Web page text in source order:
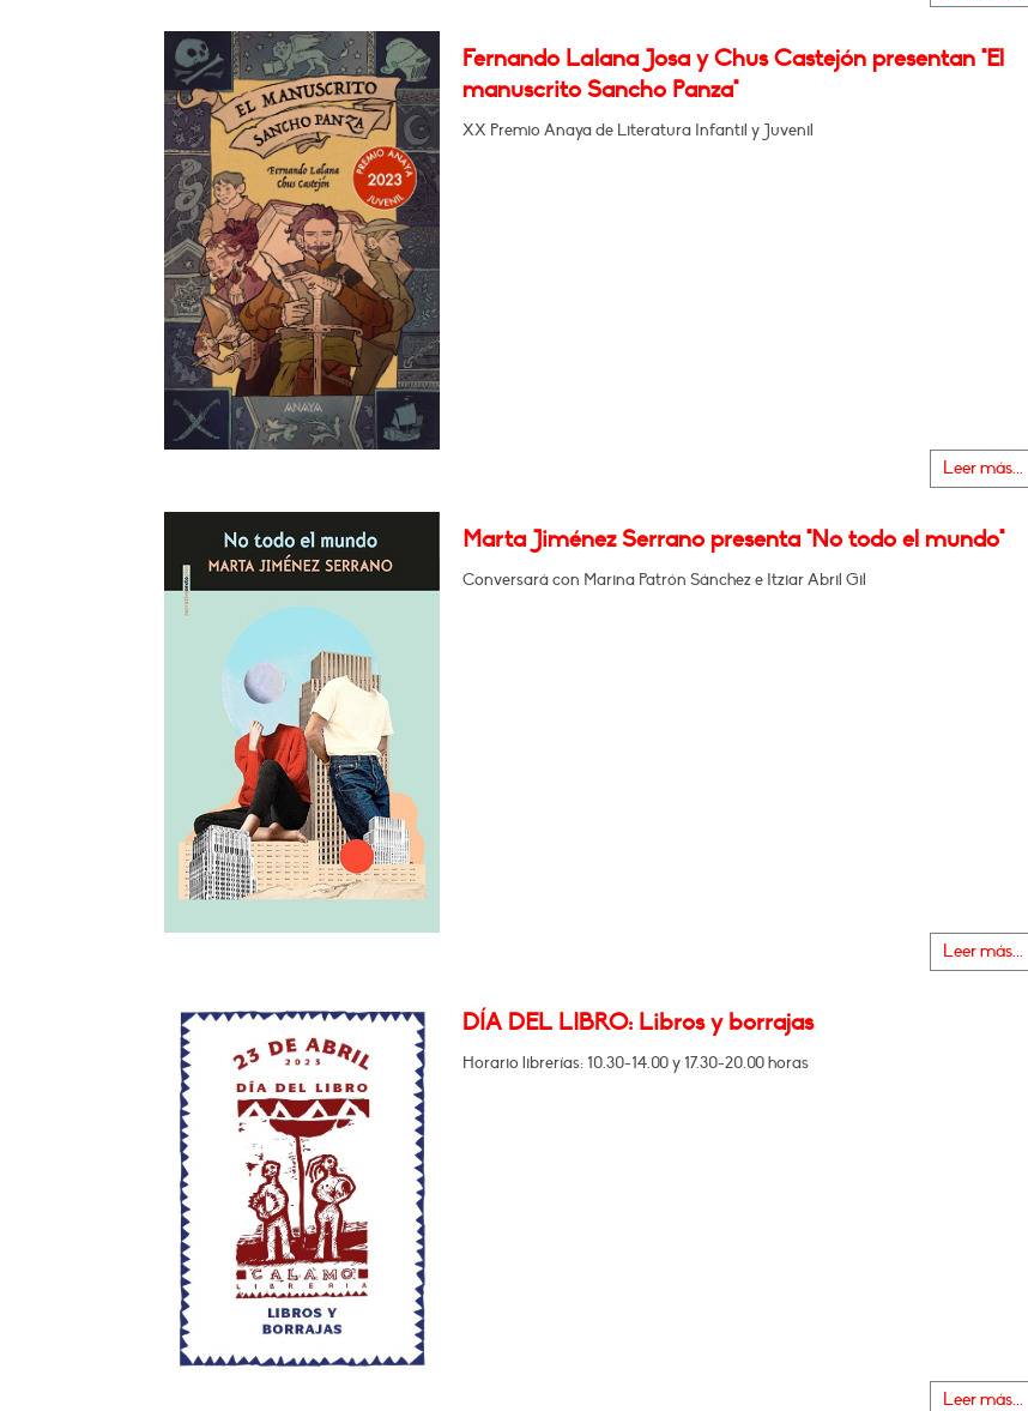
Fernando Lalana Josa y Chus Castejón presentan "El
manuscrito Sancho Panza"
XX Premio Anaya de Literatura Infantil y Juvenil
Leer más...
Marta Jiménez Serrano presenta "No todo el mundo"
Conversará con Marina Patrón Sánchez e Itziar Abril Gil
Leer más...
DÍA DEL LIBRO: Libros y borrajas
Horario librerías: 10.30-14.00 y 17.30-20.00 horas
Leer más...